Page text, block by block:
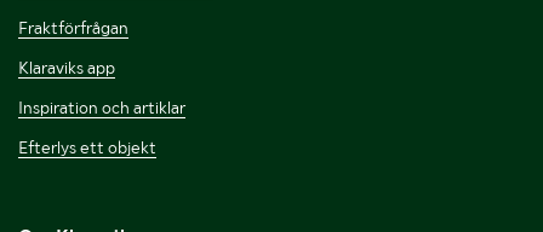
Fraktförfrågan
Klaraviks app
Inspiration och artiklar
Efterlys ett objekt